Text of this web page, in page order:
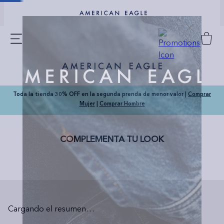
Toda la tienda 30% OFF en la segunda prenda de menor valor | Comprar
Mujer| Comprar Hombre
COMPLEMENTA TU LOOK
Cargando el resumen…